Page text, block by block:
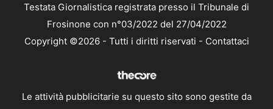
Testata Giornalistica registrata presso il Tribunale di
Frosinone con n°03/2022 del 27/04/2022
Copyright ©2026 - Tutti i diritti riservati - Contattaci
Le attività pubblicitarie su questo sito sono gestite da